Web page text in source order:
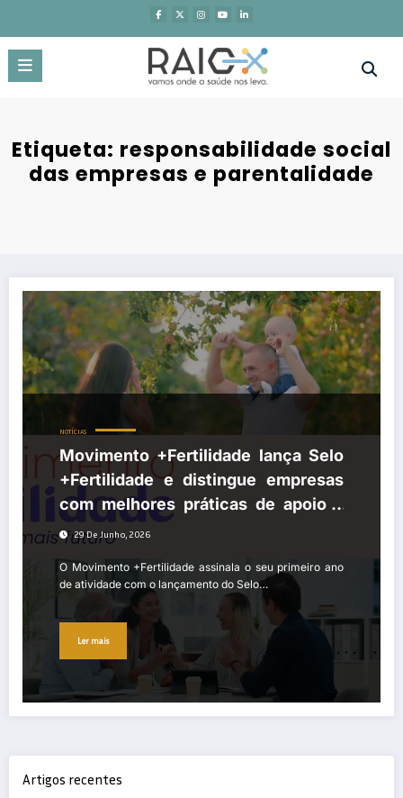
o
conteúdo
Etiqueta: responsabilidade social
das empresas e parentalidade
Movimento +Fertilidade lança Selo +Fertilidade e distingue
NOTÍCIAS
Movimento +Fertilidade lança Selo
+Fertilidade e distingue empresas
com melhores práticas de apoio à
parentalidade
29 De Junho, 2026
O Movimento +Fertilidade assinala o seu primeiro ano
de atividade com o lançamento do Selo…
Ler mais
Artigos recentes